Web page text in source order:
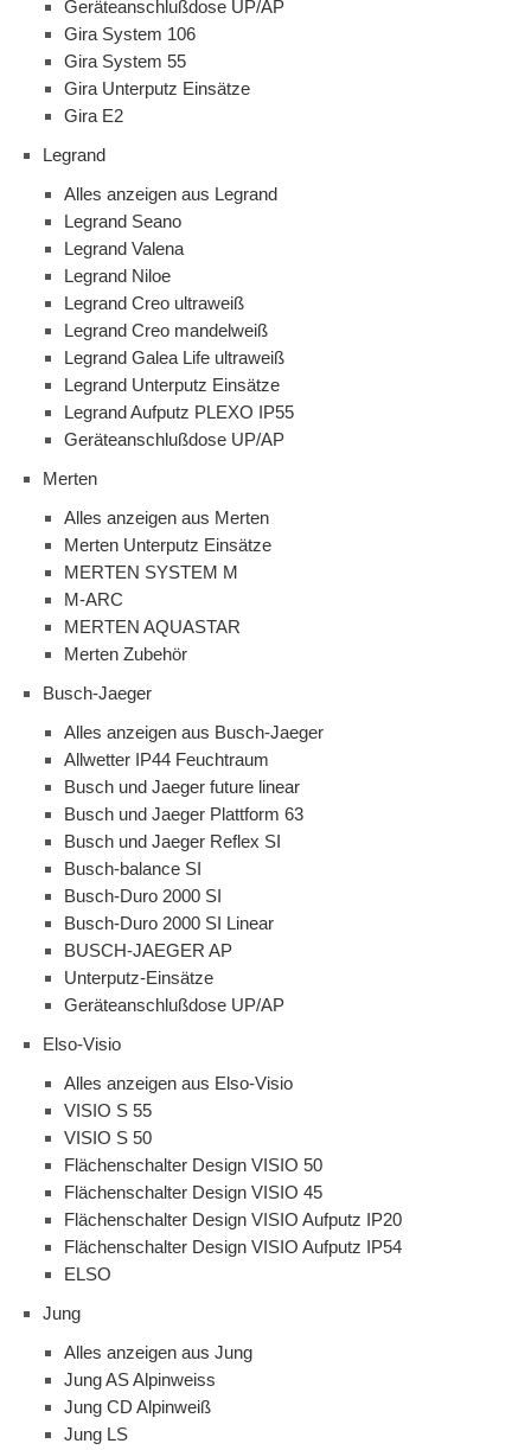
Geräteanschlußdose UP/AP
Gira System 106
Gira System 55
Gira Unterputz Einsätze
Gira E2
Legrand
Alles anzeigen aus Legrand
Legrand Seano
Legrand Valena
Legrand Niloe
Legrand Creo ultraweiß
Legrand Creo mandelweiß
Legrand Galea Life ultraweiß
Legrand Unterputz Einsätze
Legrand Aufputz PLEXO IP55
Geräteanschlußdose UP/AP
Merten
Alles anzeigen aus Merten
Merten Unterputz Einsätze
MERTEN SYSTEM M
M-ARC
MERTEN AQUASTAR
Merten Zubehör
Busch-Jaeger
Alles anzeigen aus Busch-Jaeger
Allwetter IP44 Feuchtraum
Busch und Jaeger future linear
Busch und Jaeger Plattform 63
Busch und Jaeger Reflex SI
Busch-balance SI
Busch-Duro 2000 SI
Busch-Duro 2000 SI Linear
BUSCH-JAEGER AP
Unterputz-Einsätze
Geräteanschlußdose UP/AP
Elso-Visio
Alles anzeigen aus Elso-Visio
VISIO S 55
VISIO S 50
Flächenschalter Design VISIO 50
Flächenschalter Design VISIO 45
Flächenschalter Design VISIO Aufputz IP20
Flächenschalter Design VISIO Aufputz IP54
ELSO
Jung
Alles anzeigen aus Jung
Jung AS Alpinweiss
Jung CD Alpinweiß
Jung LS